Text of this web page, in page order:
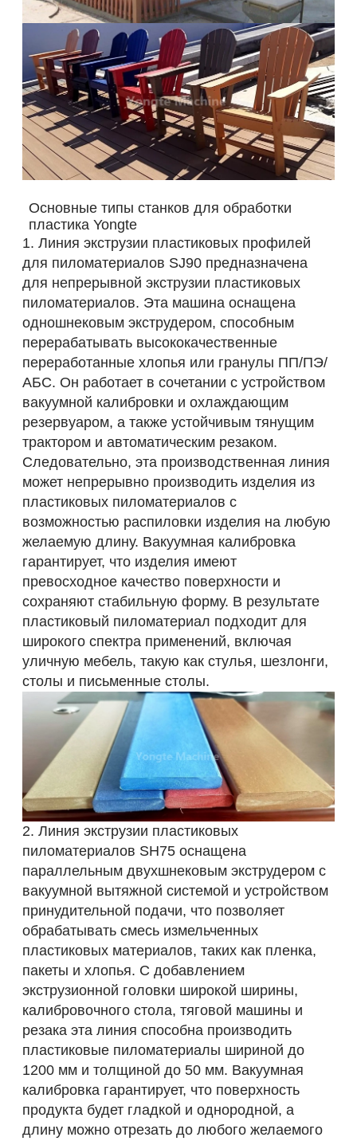
Основные типы станков для обработки
пластика Yongte
1. Линия экструзии пластиковых профилей
для пиломатериалов SJ90 предназначена
для непрерывной экструзии пластиковых
пиломатериалов. Эта машина оснащена
одношнековым экструдером, способным
перерабатывать высококачественные
переработанные хлопья или гранулы ПП/ПЭ/
АБС. Он работает в сочетании с устройством
вакуумной калибровки и охлаждающим
резервуаром, а также устойчивым тянущим
трактором и автоматическим резаком.
Следовательно, эта производственная линия
может непрерывно производить изделия из
пластиковых пиломатериалов с
возможностью распиловки изделия на любую
желаемую длину. Вакуумная калибровка
гарантирует, что изделия имеют
превосходное качество поверхности и
сохраняют стабильную форму. В результате
пластиковый пиломатериал подходит для
широкого спектра применений, включая
уличную мебель, такую ​​​​как стулья, шезлонги,
столы и письменные столы.
2. Линия экструзии пластиковых
пиломатериалов SH75 оснащена
параллельным двухшнековым экструдером с
вакуумной вытяжной системой и устройством
принудительной подачи, что позволяет
обрабатывать смесь измельченных
пластиковых материалов, таких как пленка,
пакеты и хлопья. С добавлением
экструзионной головки широкой ширины,
калибровочного стола, тяговой машины и
резака эта линия способна производить
пластиковые пиломатериалы шириной до
1200 мм и толщиной до 50 мм. Вакуумная
калибровка гарантирует, что поверхность
продукта будет гладкой и однородной, а
длину можно отрезать до любого желаемого